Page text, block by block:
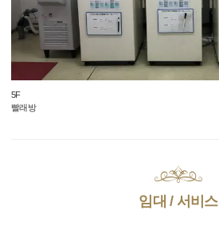
5F
빨래방
임대 / 서비스